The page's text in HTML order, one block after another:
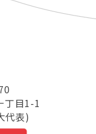
丁目1-1
代表)